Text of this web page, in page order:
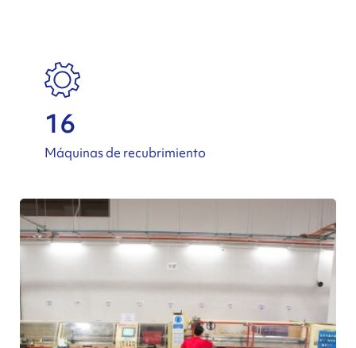
16
Máquinas de recubrimiento